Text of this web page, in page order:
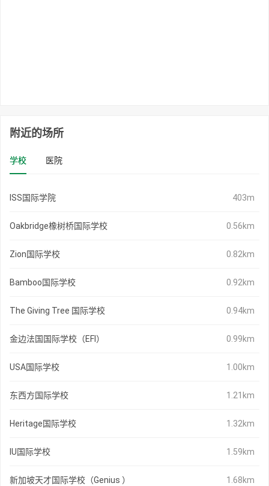
附近的场所
学校 医院
ISS国际学院 403m
Oakbridge橡树桥国际学校 0.56km
Zion国际学校 0.82km
Bamboo国际学校 0.92km
The Giving Tree 国际学校 0.94km
金边法国国际学校（EFI） 0.99km
USA国际学校 1.00km
东西方国际学校 1.21km
Heritage国际学校 1.32km
IU国际学校 1.59km
新加坡天才国际学校（Genius ） 1.68km